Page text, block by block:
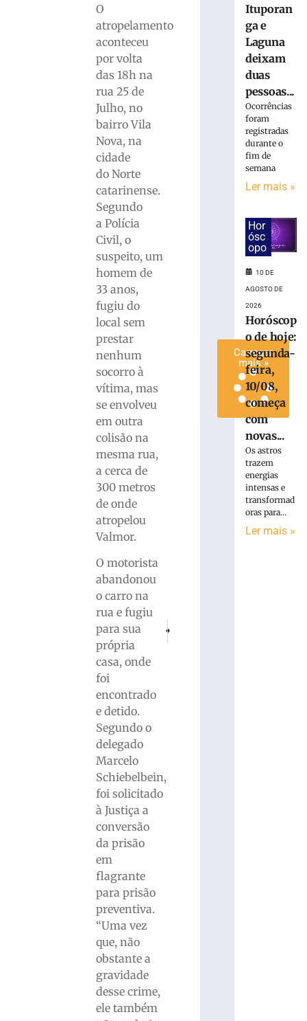
O
atropelamento
aconteceu
por volta
das 18h na
rua 25 de
Julho, no
bairro Vila
Nova, na
cidade
do Norte
catarinense.
Segundo
a Polícia
Civil, o
suspeito, um
homem de
33 anos,
fugiu do
local sem
prestar
nenhum
socorro à
vítima, mas
se envolveu
em outra
colisão na
mesma rua,
a cerca de
300 metros
de onde
atropelou
Valmor.
O motorista
abandonou
o carro na
rua e fugiu
para sua
própria
casa, onde
foi
encontrado
e detido.
Segundo o
delegado
Marcelo
Schiebelbein,
foi solicitado
à Justiça a
conversão
da prisão
em
flagrante
para prisão
preventiva.
“Uma vez
que, não
obstante a
gravidade
desse crime,
ele também
Após
discussão,
homem
persegue
mulher
colide
carro
contra
Itapema
Carregar
mais »
Ituporan
ga e
Laguna
deixam
duas
pessoas...
Ocorrências
foram
registradas
durante o
fim de
semana
Ler mais »
Hor
ósc
opo
10 DE
AGOSTO DE
2026
Horóscop
o de hoje:
segunda-
feira,
10/08,
começa
com
novas...
Os astros
trazem
energias
intensas e
transformad
oras para...
Ler mais »